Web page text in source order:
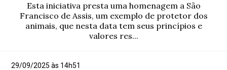
Esta iniciativa presta uma homenagem a São
Francisco de Assis, um exemplo de protetor dos
animais, que nesta data tem seus princípios e
valores res...
29/09/2025 às 14h51